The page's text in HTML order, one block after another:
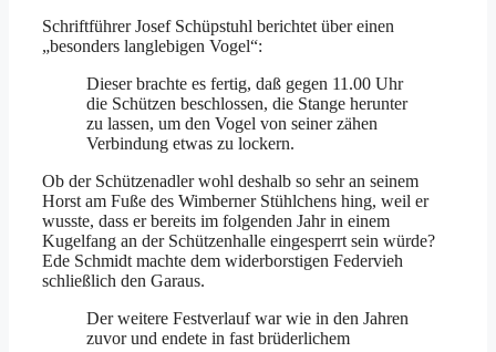
Schriftführer Josef Schüpstuhl berichtet über einen
„besonders langlebigen Vogel“:
Dieser brachte es fertig, daß gegen 11.00 Uhr
die Schützen beschlossen, die Stange herunter
zu lassen, um den Vogel von seiner zähen
Verbindung etwas zu lockern.
Ob der Schützenadler wohl deshalb so sehr an seinem
Horst am Fuße des Wimberner Stühlchens hing, weil er
wusste, dass er bereits im folgenden Jahr in einem
Kugelfang an der Schützenhalle eingesperrt sein würde?
Ede Schmidt machte dem widerborstigen Federvieh
schließlich den Garaus.
Der weitere Festverlauf war wie in den Jahren
zuvor und endete in fast brüderlichem